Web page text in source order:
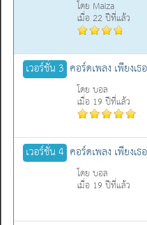
โดย Maiza
เมื่อ 22 ปีที่แล้ว
เวอร์ชั่น 3 คอร์ดเพลง เพียงเธอ
โดย บอล
เมื่อ 19 ปีที่แล้ว
เวอร์ชั่น 4 คอร์ดเพลง เพียงเธอ
โดย บอล
เมื่อ 19 ปีที่แล้ว